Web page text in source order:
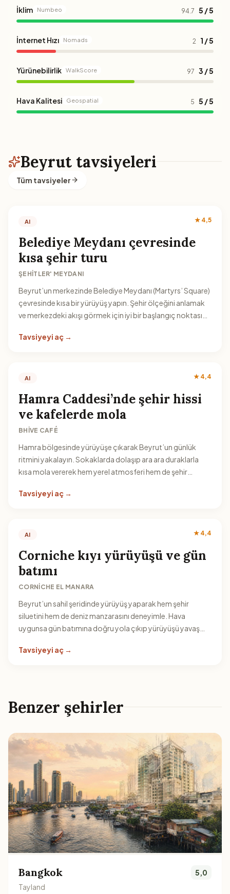
İklim Numbeo 94.7 5 / 5
İnternet Hızı Nomads 2 1 / 5
Yürünebilirlik WalkScore 97 3 / 5
Hava Kalitesi Geospatial 5 5 / 5
Beyrut tavsiyeleri
Tüm tavsiyeler
AI ★ 4,5
Belediye Meydanı çevresinde
kısa şehir turu
ŞEHITLER' MEYDANI
Beyrut’un merkezinde Belediye Meydanı (Martyrs’ Square)
çevresinde kısa bir yürüyüş yapın. Şehir ölçeğini anlamak
ve merkezdeki akışı görmek için iyi bir başlangıç noktası
Tavsiyeyi aç →
AI ★ 4,4
Hamra Caddesi’nde şehir hissi
ve kafelerde mola
BHIVE CAFÉ
Hamra bölgesinde yürüyüşe çıkarak Beyrut’un günlük
ritmini yakalayın. Sokaklarda dolaşıp ara ara duraklarla
kısa mola vererek hem yerel atmosferi hem de şehir
Tavsiyeyi aç →
AI ★ 4,4
Corniche kıyı yürüyüşü ve gün
batımı
CORNICHE EL MANARA
Beyrut’un sahil şeridinde yürüyüş yaparak hem şehir
siluetini hem de deniz manzarasını deneyimle. Hava
uygunsa gün batımına doğru yola çıkıp yürüyüşü yavaş
Tavsiyeyi aç →
Benzer şehirler
Bangkok
Tayland
5,0